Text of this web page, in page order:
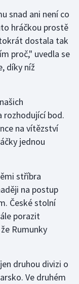
snad ani není co
hráčkou prostě
dostala tak
proč," uvedla se
díky níž
rozhodující bod.
na vítězství
jednou
stříbra
na postup
České stolní
porazit
Rumunky
druhou divizi o
Ve druhém